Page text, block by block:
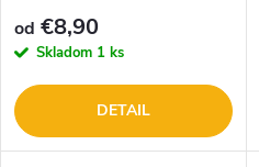
od €8,90
Skladom 1 ks
DETAIL